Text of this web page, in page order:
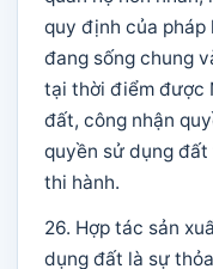
quy định của pháp
đang sống chung
tại thời điểm được
đất, công nhận
quyền sử dụng
thi hành.
26. Hợp tác sản
dụng đất là sự